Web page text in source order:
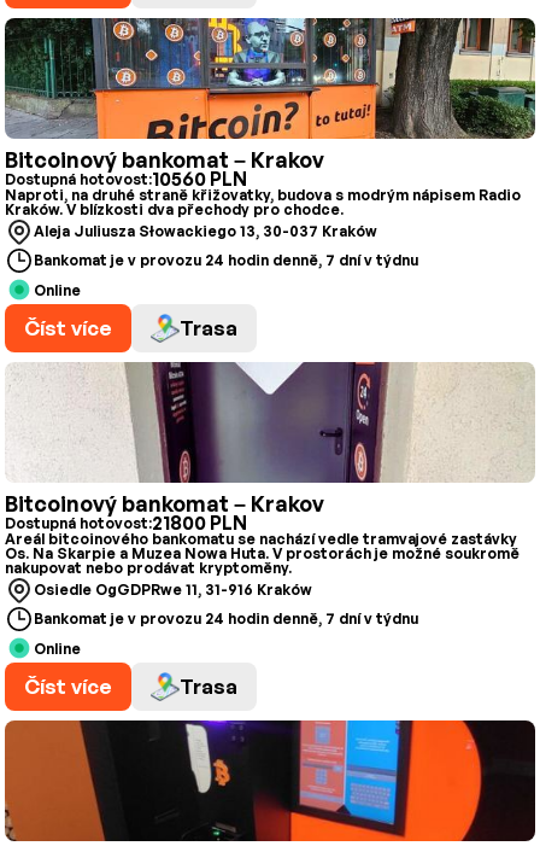
Bitcoinový bankomat – Krakov
Dostupná hotovost:10560 PLN
Naproti, na druhé straně křižovatky, budova s modrým nápisem Radio
Kraków. V blízkosti dva přechody pro chodce.
Aleja Juliusza Słowackiego 13, 30-037 Kraków
Bankomat je v provozu 24 hodin denně, 7 dní v týdnu
Online
Číst více Trasa
Bitcoinový bankomat – Krakov
Dostupná hotovost:21800 PLN
Areál bitcoinového bankomatu se nachází vedle tramvajové zastávky
Os. Na Skarpie a Muzea Nowa Huta. V prostorách je možné soukromě
nakupovat nebo prodávat kryptoměny.
Osiedle OgGDPRwe 11, 31-916 Kraków
Bankomat je v provozu 24 hodin denně, 7 dní v týdnu
Online
Číst více Trasa